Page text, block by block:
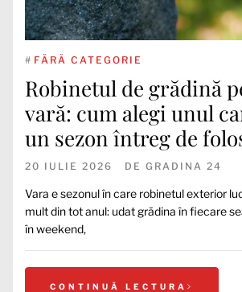
# FĂRĂ CATEGORIE
Robinetul de grădină
vară: cum alegi unul
un sezon întreg de
20 IULIE 2026 DE GRADINA 24
Vara e sezonul în care robinetul exterior
mult din tot anul: udat grădina în fiecare
în weekend,
CONTINUĂ LECTURA